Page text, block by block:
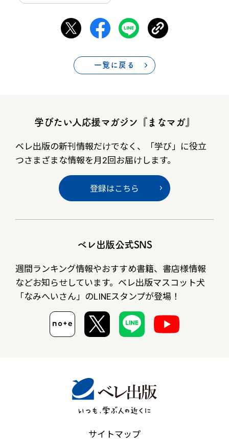
一覧に戻る
学びたい人応援マガジン『まなマガ』
ベレ出版の新刊情報だけでなく、
「学び」に役立
つさまざまな情報を月2回お届けします。
登録はこちら
ベレ出版公式SNS
週間ランキング情報やおすすめ書籍、書店様情報
などお知らせしています。ベレ出版マスコット犬
「なみへいさん」のLINEスタンプが登場！
サイトマップ